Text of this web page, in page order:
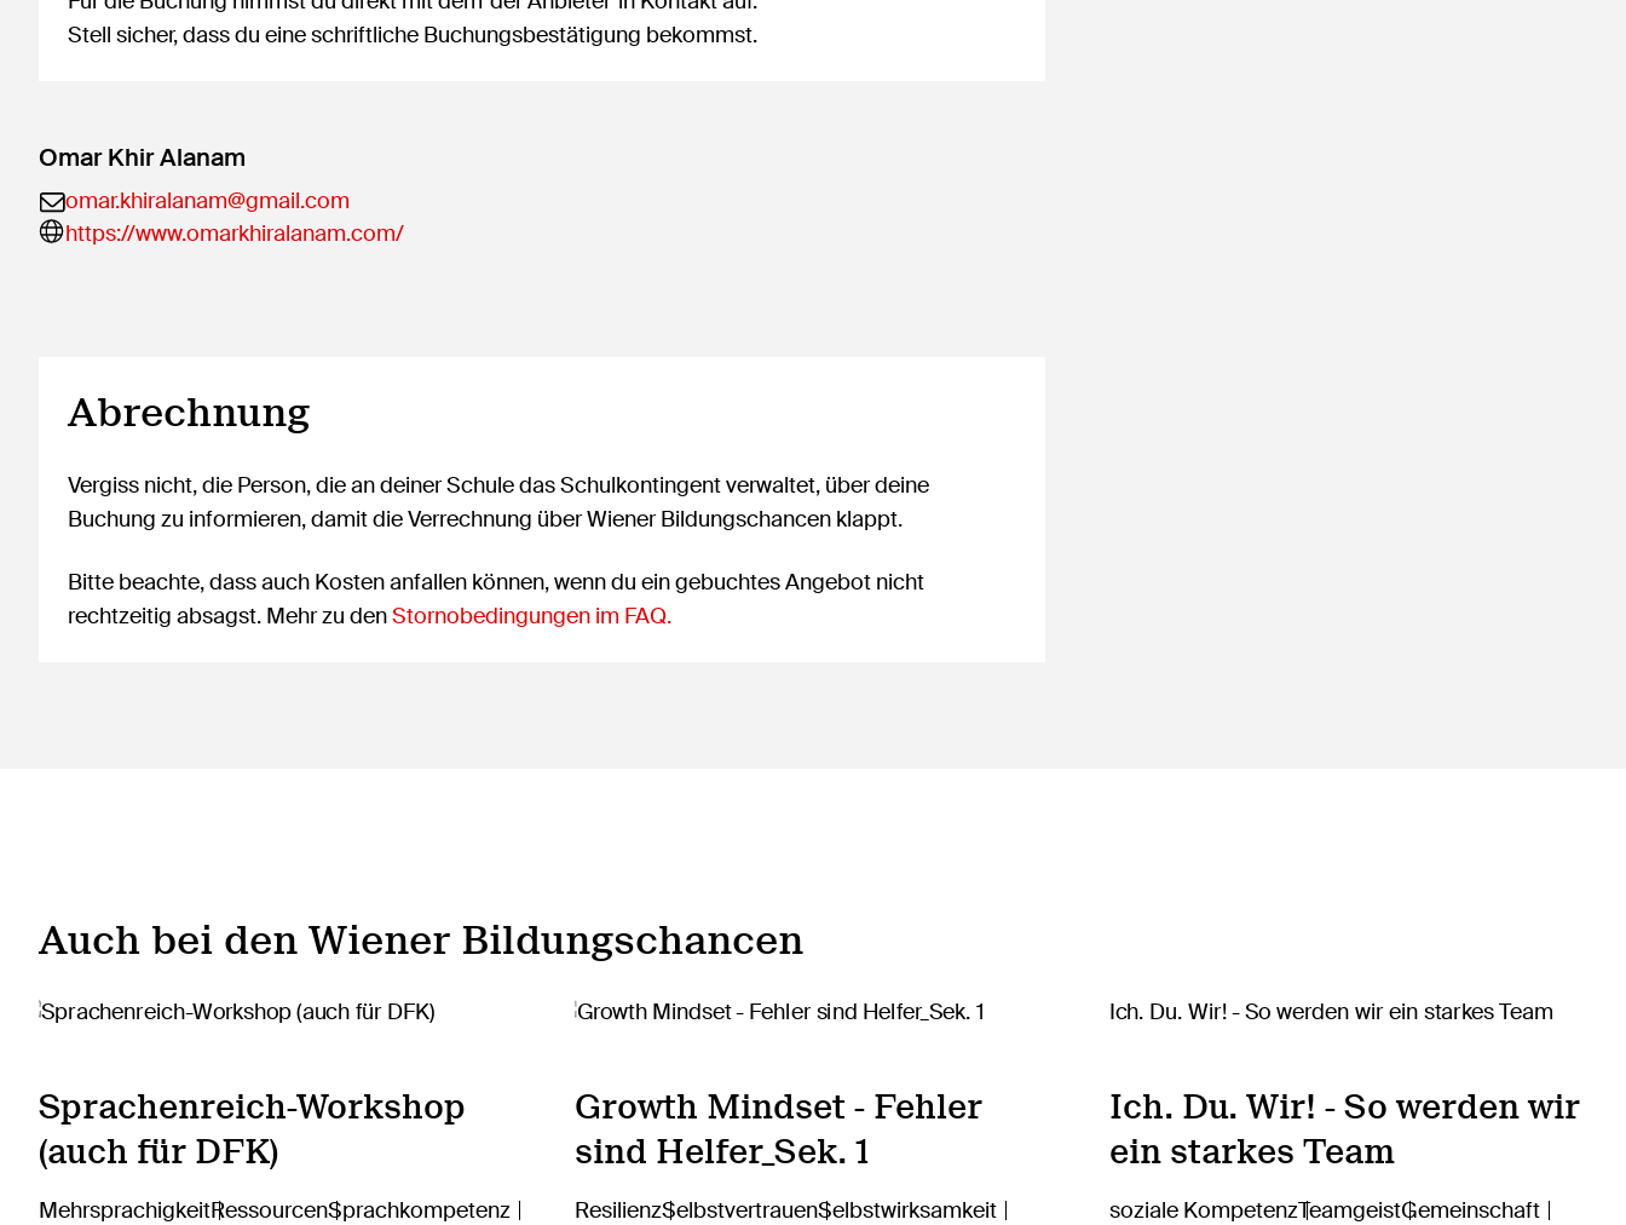
Stell sicher, dass du eine schriftliche Buchungsbestätigung bekommst.
Omar Khir Alanam
omar.khiralanam@gmail.com
https://www.omarkhiralanam.com/
Abrechnung
Vergiss nicht, die Person, die an deiner Schule das Schulkontingent verwaltet, über deine
Buchung zu informieren, damit die Verrechnung über Wiener Bildungschancen klappt.
Bitte beachte, dass auch Kosten anfallen können, wenn du ein gebuchtes Angebot nicht
rechtzeitig absagst. Mehr zu denStornobedingungen im FAQ.
Auch bei den Wiener Bildungschancen
Sprachenreich-Workshop
(auch für DFK)
MehrsprachigkeitRessourcenSprachkompetenz
Growth Mindset - Fehler
sind Helfer_Sek. 1
ResilienzSelbstvertrauenSelbstwirksamkeit
Ich. Du. Wir! - So werden wir
ein starkes Team
soziale KompetenzTeamgeistGemeinschaft